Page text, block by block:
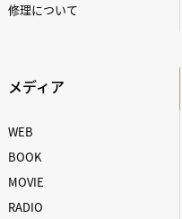
修理について
メディア
WEB
BOOK
MOVIE
RADIO